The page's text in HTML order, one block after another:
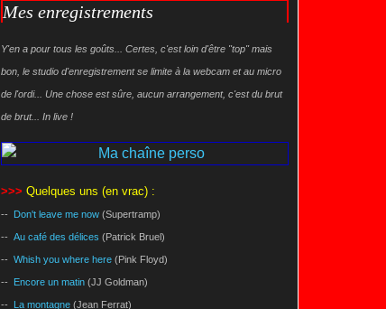
Mes enregistrements
Y'en a pour tous les goûts... Certes, c'est loin d'être "top" mais
bon, le studio d'enregistrement se limite à la webcam et au micro
de l'ordi... Une chose est sûre, aucun arrangement, c'est du brut
de brut... In live !
>>> Quelques uns (en vrac) :
-- Don't leave me now(Supertramp)
-- Au café des délices (Patrick Bruel)
-- Whish you where here(Pink Floyd)
-- Encore un matin (JJ Goldman)
-- La montagne(Jean Ferrat)